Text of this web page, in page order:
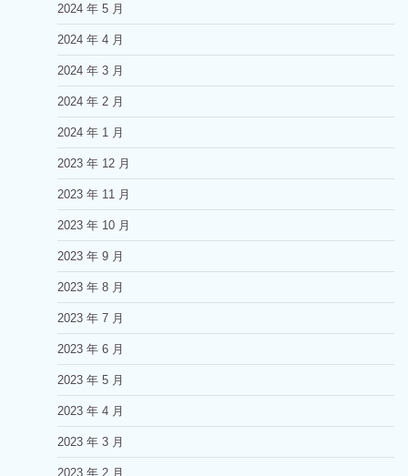
2024 年 5 月
2024 年 4 月
2024 年 3 月
2024 年 2 月
2024 年 1 月
2023 年 12 月
2023 年 11 月
2023 年 10 月
2023 年 9 月
2023 年 8 月
2023 年 7 月
2023 年 6 月
2023 年 5 月
2023 年 4 月
2023 年 3 月
2023 年 2 月